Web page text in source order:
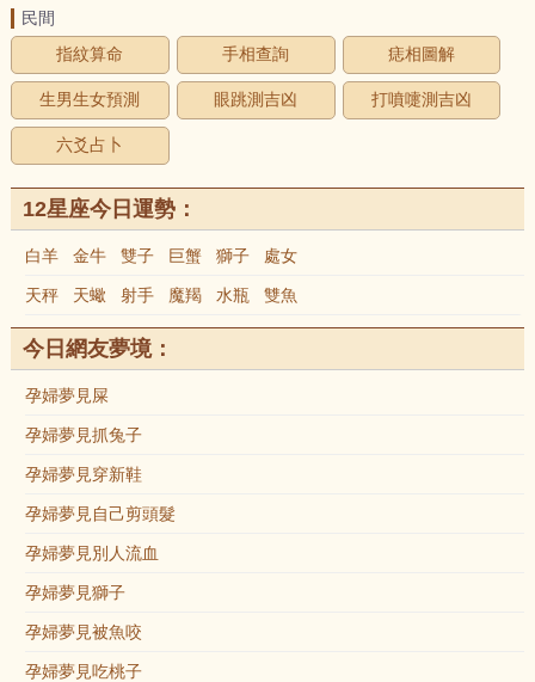
民間
指紋算命
手相查詢 痣相圖解
生男生女預測 眼跳測吉凶 打噴嚏測吉凶
六爻占卜
12星座今日運勢：
白羊 金牛 雙子 巨蟹 獅子 處女
天秤 天蠍 射手 魔羯 水瓶 雙魚
今日網友夢境：
孕婦夢見屎
孕婦夢見抓兔子
孕婦夢見穿新鞋
孕婦夢見自己剪頭髮
孕婦夢見別人流血
孕婦夢見獅子
孕婦夢見被魚咬
孕婦夢見吃桃子